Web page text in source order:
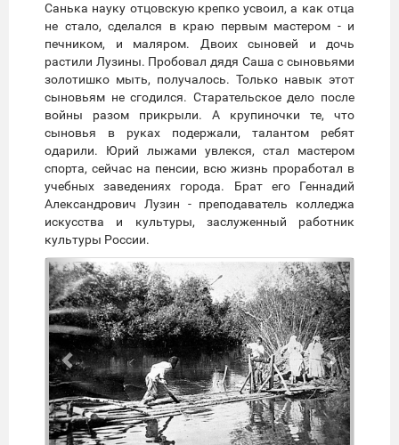
Санька науку отцовскую крепко усвоил, а как отца
не стало, сделался в краю первым мастером - и
печником, и маляром. Двоих сыновей и дочь
растили Лузины. Пробовал дядя Саша с сыновьями
золотишко мыть, получалось. Только навык этот
сыновьям не сгодился. Старательское дело после
войны разом прикрыли. А крупиночки те, что
сыновья в руках подержали, талантом ребят
одарили. Юрий лыжами увлекся, стал мастером
спорта, сейчас на пенсии, всю жизнь проработал в
учебных заведениях города. Брат его Геннадий
Александрович Лузин - преподаватель колледжа
искусства и культуры, заслуженный работник
культуры России.
Предыдущий